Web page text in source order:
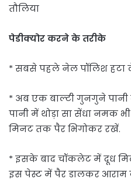
तौलिया
पेडीक्योर करने के तरीके
* सबसे पहले नेल पॉलिश हटा
* अब एक बाल्टी गुनगुने
पानी में थोड़ा सा सेंधा नमक
मिनट तक पैर भिगोकर रखें.
* इसके बाद चॉकलेट में दूध
इस पेस्ट में पैर डालकर